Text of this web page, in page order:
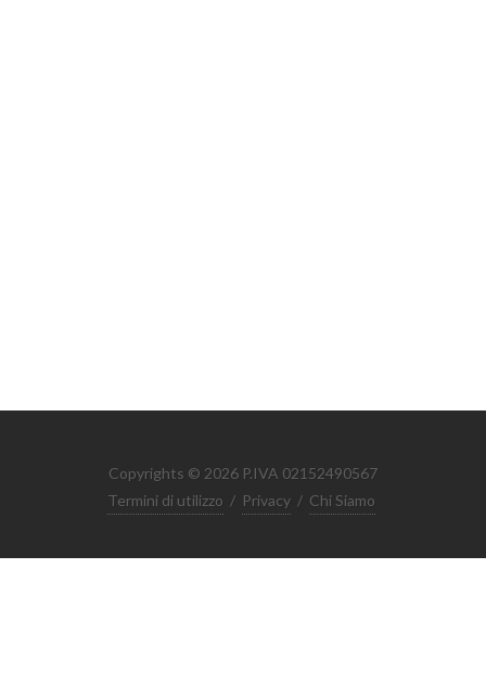
Copyrights © 2026 P.IVA 02152490567
Termini di utilizzo / Privacy / Chi Siamo